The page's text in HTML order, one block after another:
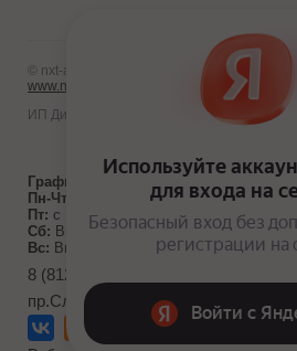
© nxt-avto.ru 2012 - 2026
www.nxt-avto.ru
ИП Диланчян Т.Л.
График работы:
Пн-Чт:
с 10:00 до 19:00
Пт: с 10:00 до 18:00
Сб: Выходной
Вс: Выходной
8 (812) 986-10-71
пр.Славы д. 40, к. 1